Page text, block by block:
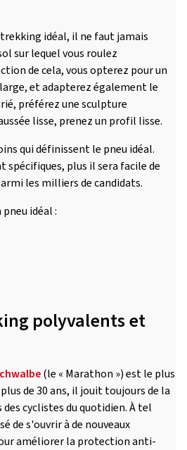
trekking idéal, il ne faut jamais
sur lequel vous roulez
de cela, vous opterez pour un
et adapterez également le
préférez une sculpture
lisse, prenez un profil lisse.
qui définissent le pneu idéal.
spécifiques, plus il sera facile de
les milliers de candidats.
idéal :
polyvalents et
(le « Marathon ») est le plus
de 30 ans, il jouit toujours de la
cyclistes du quotidien. À tel
de s'ouvrir à de nouveaux
améliorer la protection anti-